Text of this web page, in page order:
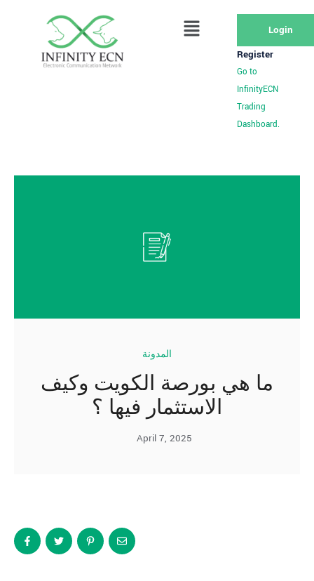
Login
Register
Go to
InfinityECN
Trading
Dashboard.
المدونة
ما هي بورصة الكويت وكيف
الاستثمار فيها ؟
April 7, 2025